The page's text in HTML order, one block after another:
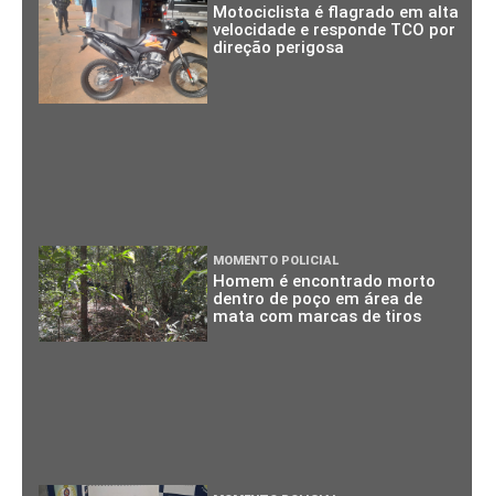
Motociclista é flagrado em alta
velocidade e responde TCO por
direção perigosa
MOMENTO POLICIAL
Homem é encontrado morto
dentro de poço em área de
mata com marcas de tiros